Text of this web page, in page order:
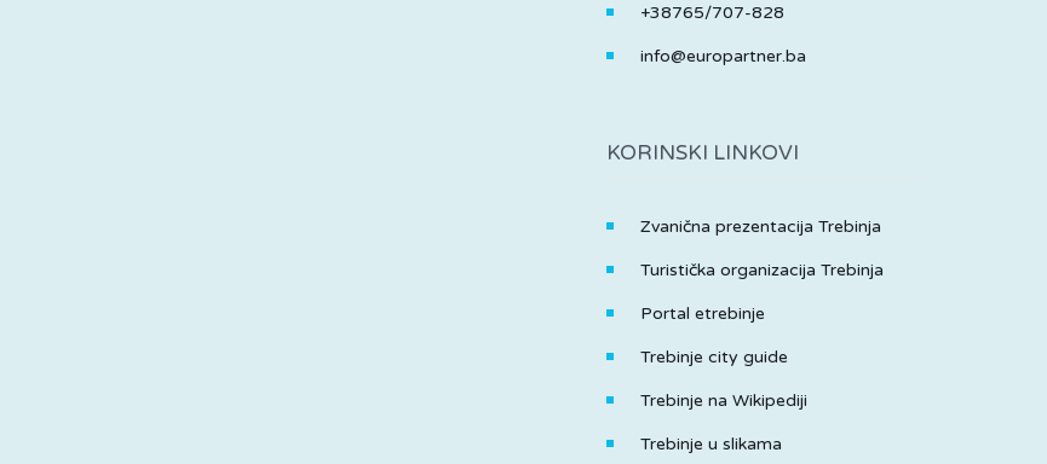
+38765/707-828
info@europartner.ba
KORINSKI LINKOVI
Zvanična prezentacija Trebinja
Turistička organizacija Trebinja
Portal etrebinje
Trebinje city guide
Trebinje na Wikipediji
Trebinje u slikama